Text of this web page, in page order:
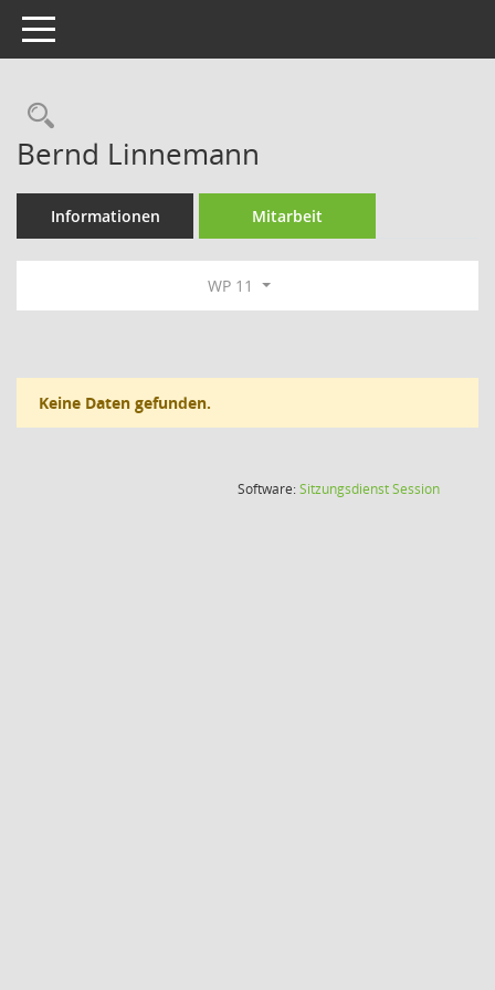
Toggle navigation
Rechercheauswahl
Bernd Linnemann
Informationen Mitarbeit
WP 11
Keine Daten gefunden.
Software:SitzungsdienstSession(Wird in